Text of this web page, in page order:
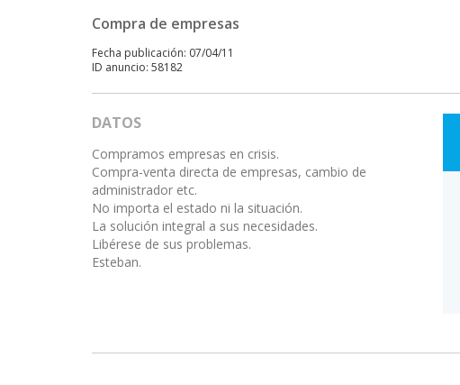
Compra de empresas
Fecha publicación: 07/04/11
ID anuncio: 58182
DATOS
Compramos empresas en crisis.
Compra-venta directa de empresas, cambio de
administrador etc.
No importa el estado ni la situación.
La solución integral a sus necesidades.
Libérese de sus problemas.
Esteban.